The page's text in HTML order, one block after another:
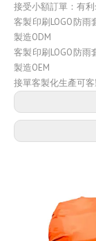
接受小額訂單：有
客製印刷LOGO防
製造ODM
客製印刷LOGO防
製造OEM
接單客製化生產可